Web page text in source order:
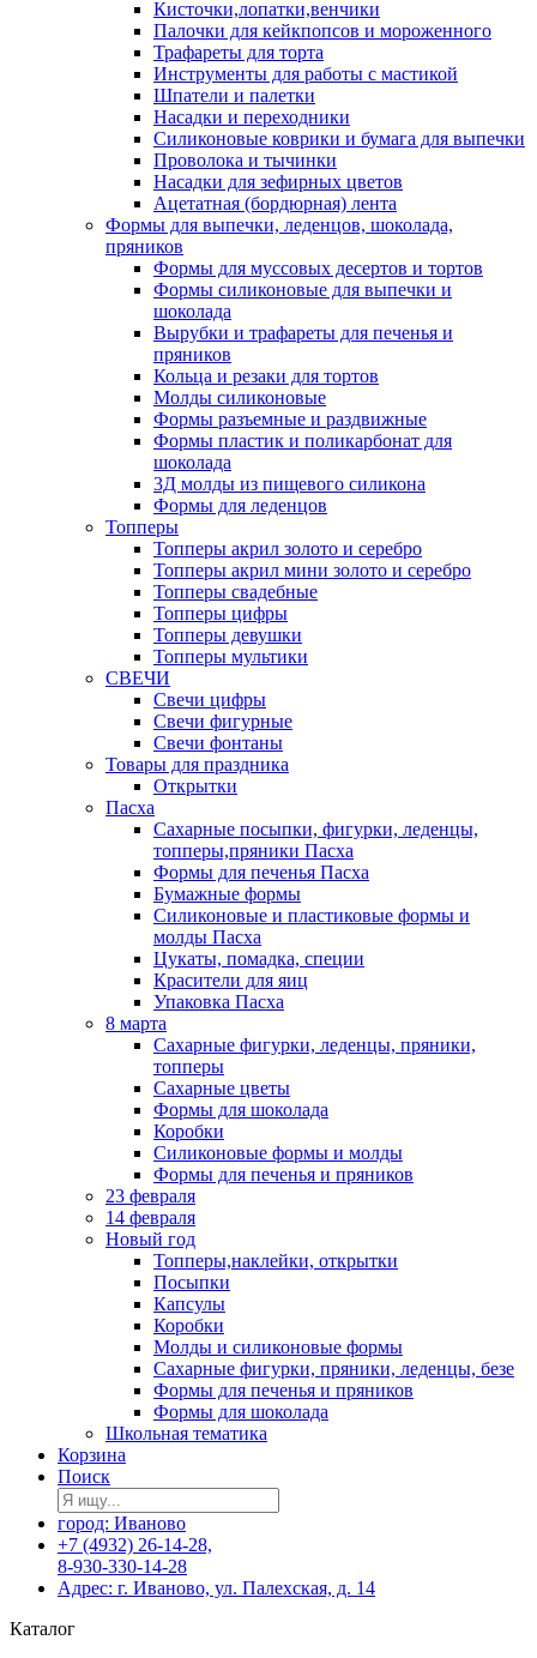
Кисточки,лопатки,венчики
Палочки для кейкпопсов и мороженного
Трафареты для торта
Инструменты для работы с мастикой
Шпатели и палетки
Насадки и переходники
Силиконовые коврики и бумага для выпечки
Проволока и тычинки
Насадки для зефирных цветов
Ацетатная (бордюрная) лента
Формы для выпечки, леденцов, шоколада,
пряников
Формы для муссовых десертов и тортов
Формы силиконовые для выпечки и
шоколада
Вырубки и трафареты для печенья и
пряников
Кольца и резаки для тортов
Молды силиконовые
Формы разъемные и раздвижные
Формы пластик и поликарбонат для
шоколада
3Д молды из пищевого силикона
Формы для леденцов
Топперы
Топперы акрил золото и серебро
Топперы акрил мини золото и серебро
Топперы свадебные
Топперы цифры
Топперы девушки
Топперы мультики
СВЕЧИ
Свечи цифры
Свечи фигурные
Свечи фонтаны
Товары для праздника
Открытки
Пасха
Сахарные посыпки, фигурки, леденцы,
топперы,пряники Пасха
Формы для печенья Пасха
Бумажные формы
Силиконовые и пластиковые формы и
молды Пасха
Цукаты, помадка, специи
Красители для яиц
Упаковка Пасха
8 марта
Сахарные фигурки, леденцы, пряники,
топперы
Сахарные цветы
Формы для шоколада
Коробки
Силиконовые формы и молды
Формы для печенья и пряников
23 февраля
14 февраля
Новый год
Топперы,наклейки, открытки
Посыпки
Капсулы
Коробки
Молды и силиконовые формы
Сахарные фигурки, пряники, леденцы, безе
Формы для печенья и пряников
Формы для шоколада
Школьная тематика
Корзина
Поиск
город: Иваново
+7 (4932) 26-14-28,
8-930-330-14-28
Адрес: г. Иваново, ул. Палехская, д. 14
Каталог